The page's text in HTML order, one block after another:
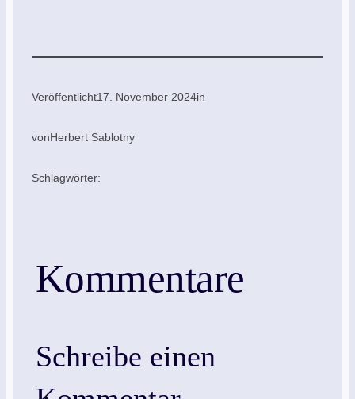
Veröffentlicht17. November 2024in
vonHerbert Sablotny
Schlagwörter:
Kommentare
Schreibe einen